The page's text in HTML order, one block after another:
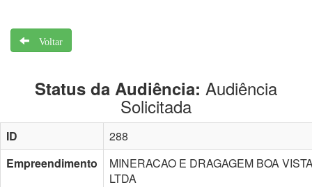
Voltar
Status da Audiência: Audiência
Solicitada
ID
288
Empreendimento
MINERACAO E DRAGAGEM BOA
LTDA